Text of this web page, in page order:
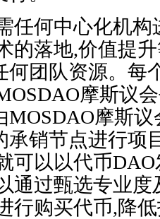
任何中心化机
的落地,价值提
何团队资源。每
摩斯议
MOSDAO摩斯
承销节点进行项
可以以代币
通过甄选专业
行购买代币,降